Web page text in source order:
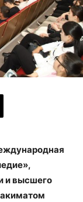
и высшего